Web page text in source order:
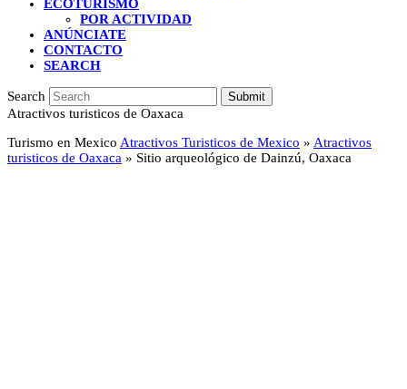
ECOTURISMO
POR ACTIVIDAD
ANÚNCIATE
CONTACTO
SEARCH
Search Submit
Atractivos turisticos de Oaxaca
Turismo en Mexico Atractivos Turisticos de Mexico » Atractivos
turisticos de Oaxaca » Sitio arqueológico de Dainzú, Oaxaca